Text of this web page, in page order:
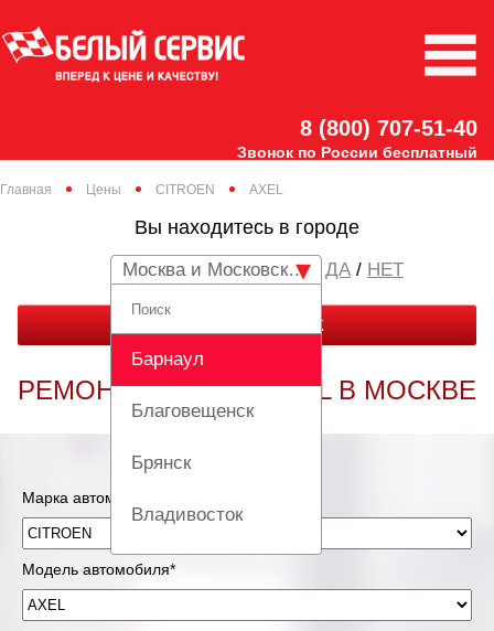
8 (800) 707-51-40
Звонок по России бесплатный
Главная Цены CITROEN AXEL
Вы находитесь в городе
Москва и Московская область
Барнаул
Благовещенск
Брянск
Владивосток
Вологда
Екатеринбург
/ НЕТ
ЗАКАЗАТЬ ЗВОНОК
РЕМОНТ CITROEN AXEL В МОСКВЕ
Марка автомобиля*
Модель автомобиля*